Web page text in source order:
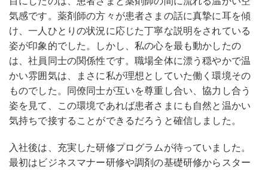
気感です。薬剤師の方々が患者さまの話に真摯に耳を傾
け、一人ひとりの状況に応じた丁寧な説明をされている
姿が印象的でした。しかし、私の心を最も動かしたの
は、社員同士の関係性です。職場全体に漂う穏やかで温
かい雰囲気は、まさに私が理想としていた働く環境その
ものでした。同僚同士が互いを尊重し合い、協力し合う
姿を見て、この環境であれば患者さまにも自然と温かい
気持ちで接することができるだろうと確信しました。
入社後は、充実した研修プログラムが待っていました。
最初はビジネスマナー研修や調剤の基礎研修からスター